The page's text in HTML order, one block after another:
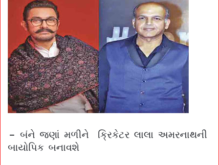
– બંને જણાં મળીને ક્રિકેટર લાલા અમરનાથની
બાયોપિક બનાવશે